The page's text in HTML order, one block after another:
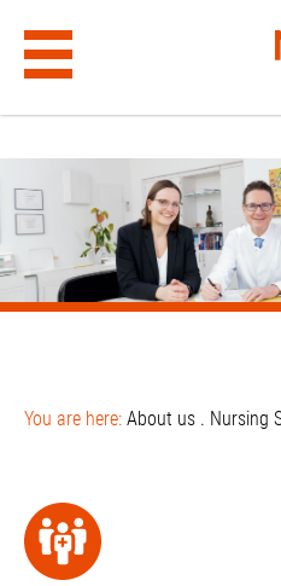
NURSING
color: #e9e9e9 !important; }
to
content
You are here: About us . Nursing